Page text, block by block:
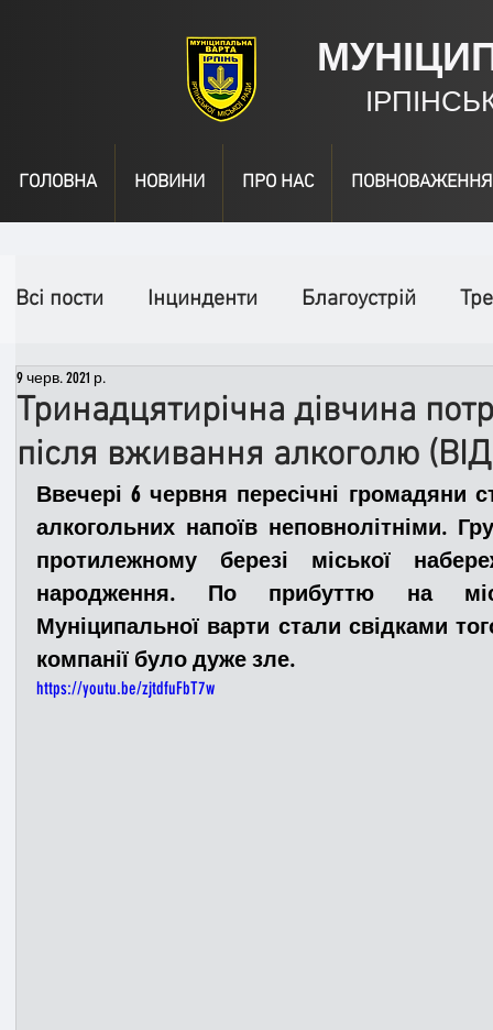
ГОЛОВНА НОВИНИ ПРО НАС ПОВНОВАЖЕННЯ
Всі пости Інцинденти Благоустрій
День народження
Надзвичайні заходи
Медицина Новини ДТП
Адмінпротокол Свята
Тринадцятирічна дівчина
після вживання алкоголю
9 черв. 2021 р.
Ввечері 6 червня пересічні громадяни
алкогольних напоїв неповнолітніми.
протилежному березі міської
народження. По прибуттю на
Муніципальної варти стали свідками
компанії було дуже зле.
https://youtu.be/zjtdfuFbT7w